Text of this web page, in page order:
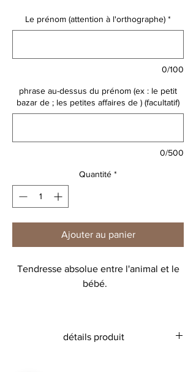
Le prénom (attention à l'orthographe) *
0/100
phrase au-dessus du prénom (ex : le petit
bazar de ; les petites affaires de ) (facultatif)
0/500
Quantité *
Ajouter au panier
Tendresse absolue entre l'animal et le
bébé.
Ici on craque pour le cochon avec son
détails produit